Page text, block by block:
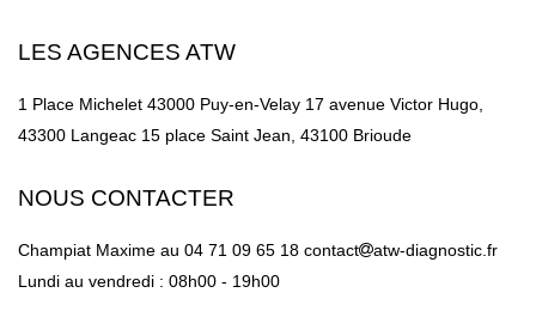
LES AGENCES ATW
1 Place Michelet 43000 Puy-en-Velay 17 avenue Victor Hugo,
43300 Langeac 15 place Saint Jean, 43100 Brioude
NOUS CONTACTER
Champiat Maxime au 04 71 09 65 18 contact
atw-diagnostic.fr
Lundi au vendredi : 08h00 - 19h00